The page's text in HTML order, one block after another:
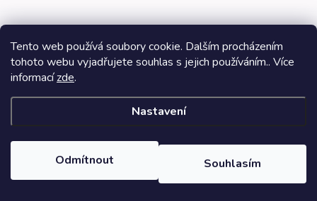
Tento web používá soubory cookie. Dalším procházením
tohoto webu vyjadřujete souhlas s jejich používáním.. Více
informacízde.
Nastavení
Odmítnout Souhlasím
Vytvořil Shoptet Premium
Copyright 2026 Prodietix e-shop . Všechna práva vyhrazena.
odborný lékařský posudek. Výsledky Prodietix diety se mohou lišit
a jsou závislé na individuálních dispozicích zákazníků. Fotografie
dietních programů a fází jsou inspirativní vzhledem k možnosti si
svépomocí sestavit skladbu potravin v balíčku.